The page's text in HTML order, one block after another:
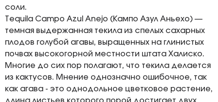
соли.
Tequila Campo Azul Anejo (Кампо Азул Аньехо) —
темная выдержанная текила из спелых сахарных
плодов голубой агавы, выращенных на глинистых
почвах высокогорной местности штата Халиско.
Многие до сих пор полагают, что текила делается
из кактусов. Мнение однозначно ошибочное, так
как агава - это однодольное цветковое растение,